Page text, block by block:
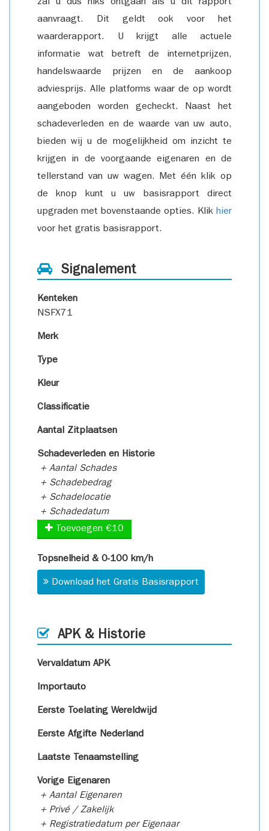
zal u dus niks ontgaan als u dit rapport
aanvraagt. Dit geldt ook voor het
waarderapport. U krijgt alle actuele
informatie wat betreft de internetprijzen,
handelswaarde prijzen en de aankoop
adviesprijs. Alle platforms waar de op wordt
aangeboden worden gecheckt. Naast het
schadeverleden en de waarde van uw auto,
bieden wij u de mogelijkheid om inzicht te
krijgen in de voorgaande eigenaren en de
tellerstand van uw wagen. Met één klik op
de knop kunt u uw basisrapport direct
upgraden met bovenstaande opties. Klik hier
voor het gratis basisrapport.
Signalement
Kenteken
NSFX71
Merk
Type
Kleur
Classificatie
Aantal Zitplaatsen
Schadeverleden en Historie
+ Aantal Schades
+ Schadebedrag
+ Schadelocatie
+ Schadedatum
Toevoegen €10
Topsnelheid & 0-100 km/h
Download het Gratis Basisrapport
APK & Historie
Vervaldatum APK
Importauto
Eerste Toelating Wereldwijd
Eerste Afgifte Nederland
Laatste Tenaamstelling
Vorige Eigenaren
+ Aantal Eigenaren
+ Privé / Zakelijk
+ Registratiedatum per Eigenaar